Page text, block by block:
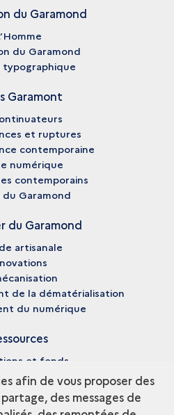
du Garamond
du Garamond
typographique
Garamont
et ruptures
contemporaine
numérique
contemporains
du Garamond
du Garamond
artisanale
de la dématérialisation
du numérique
et fonds
et recherche
biographiques
afin de vous proposer des
des messages de